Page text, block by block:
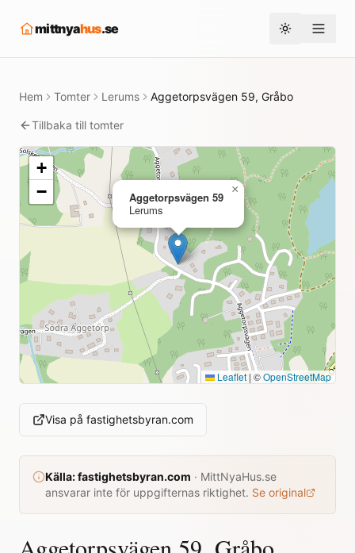
mittnyahus.se Toggle theme
Hem Tomter Lerums Aggetorpsvägen 59, Gråbo
Tillbaka till tomter
Aggetorpsvägen 59
Lerums
×
+
−
Leaflet | ©OpenStreetMap
Visa på fastighetsbyran.com
Källa:fastighetsbyran.com · MittNyaHus.se
ansvarar inte för uppgifternas riktighet. Se original